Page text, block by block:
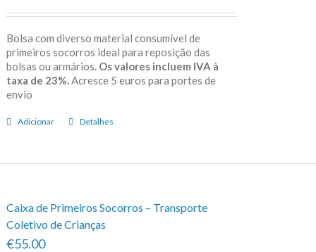
Bolsa com diverso material consumível de
primeiros socorros ideal para reposição das
bolsas ou armários. Os valores incluem IVA à
taxa de 23%. Acresce 5 euros para portes de
envio
Adicionar Detalhes
Caixa de Primeiros Socorros – Transporte
Coletivo de Crianças
€55.00